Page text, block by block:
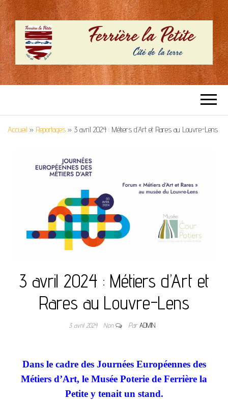
SITE OFFICIEL –
FERRIERE LA
PETITE
Cité de la terre
Accueil » Reportages » 3 avril 2024 : Métiers d’Art et Rares au Louvre-Lens
3 avril 2024 : Métiers d’Art et
Rares au Louvre-Lens
3 avril 2024 Non ParADMIN
Dans le cadre des Journées Européennes des
Métiers d’Art, le Musée Poterie de Ferrière la
Petite y tenait un stand.